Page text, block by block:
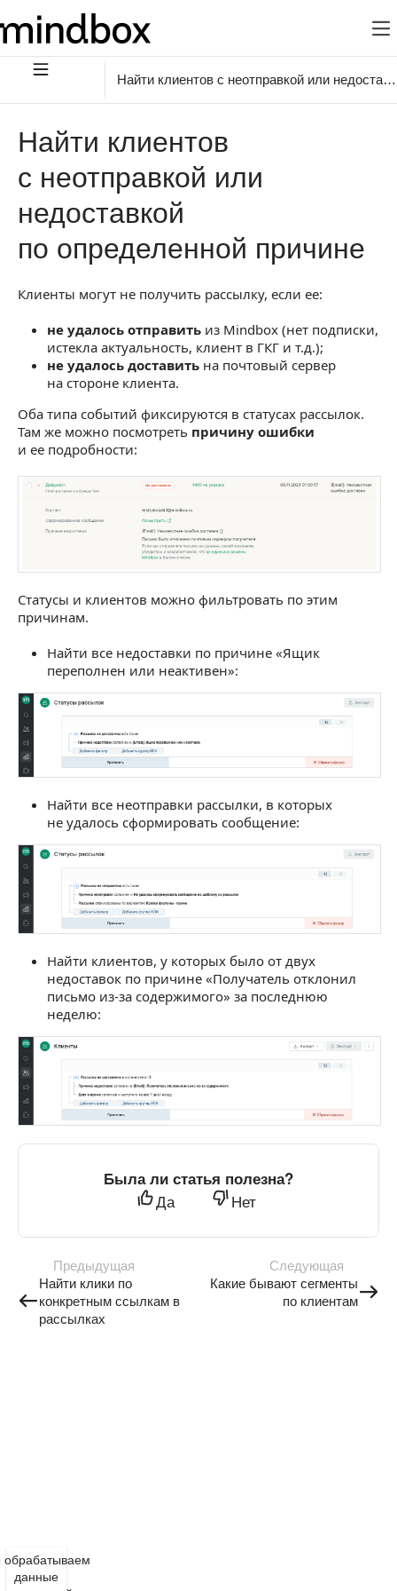
Найти клиентов с неотправкой или
Найти клиентов
с неотправкой или
недоставкой
по определенной причине
Клиенты могут не получить рассылку, если ее:
не удалось отправить из Mindbox (нет подписки,
истекла актуальность, клиент в ГКГ и т.д.);
не удалось доставить на почтовый сервер
на стороне клиента.
Оба типа событий фиксируются в статусах рассылок.
Там же можно посмотреть причину ошибки
и ее подробности:
Статусы и клиентов можно фильтровать по этим
причинам.
Найти все недоставки по причине «Ящик
переполнен или неактивен»:
Найти все неотправки рассылки, в которых
не удалось сформировать сообщение:
Найти клиентов, у которых было от двух
недоставок по причине «Получатель отклонил
письмо из-за содержимого» за последнюю
неделю:
Была ли статья полезна?
Да Нет
Предыдущая
Найти клики по
конкретным ссылкам в
рассылках
Следующая
Какие бывают сегменты
по клиентам
данные